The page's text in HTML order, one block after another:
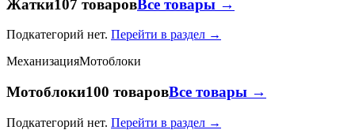
Жатки107 товаровВсе товары →
Подкатегорий нет. Перейти в раздел →
МеханизацияМотоблоки
Мотоблоки100 товаровВсе товары →
Подкатегорий нет. Перейти в раздел →